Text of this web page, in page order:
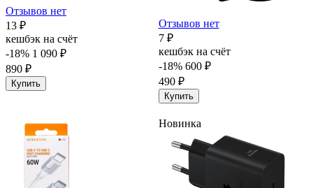
Отзывов нет
13 ₽
кешбэк на счёт
-18% 1 090 ₽
890 ₽
Купить
Отзывов нет
7 ₽
кешбэк на счёт
-18% 600 ₽
490 ₽
Купить
Новинка